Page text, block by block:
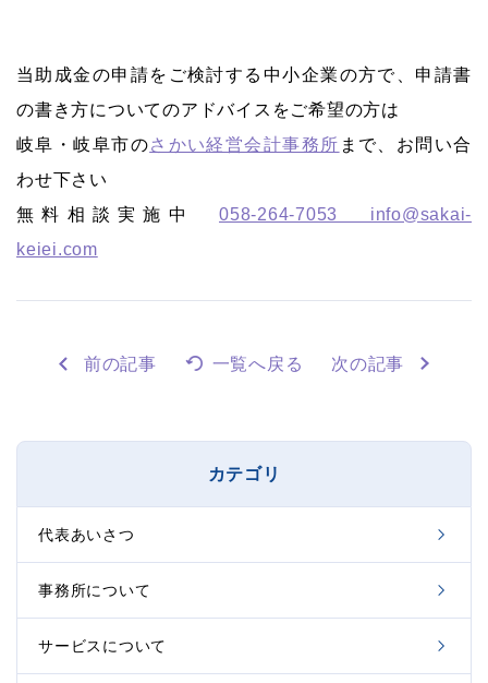
当助成金の申請をご検討する中小企業の方で、申請書
の書き方についてのアドバイスをご希望の方は
岐阜・岐阜市のさかい経営会計事務所 まで、お問い合
わせ下さい
無料相談実施中 058-264-7053 info@sakai-
keiei.com
前の記事 一覧へ戻る 次の記事
カテゴリ
代表あいさつ
事務所について
サービスについて